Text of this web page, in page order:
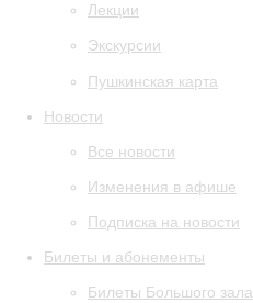
Лекции
Экскурсии
Пушкинская карта
Новости
Все новости
Изменения в афише
Подписка на новости
Билеты и абонементы
Билеты Большого зала